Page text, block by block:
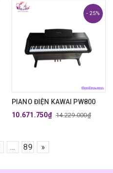
- 25%
PIANO ĐIỆN KAWAI PW800
10.671.750₫ 14.229.000₫
... 89 »